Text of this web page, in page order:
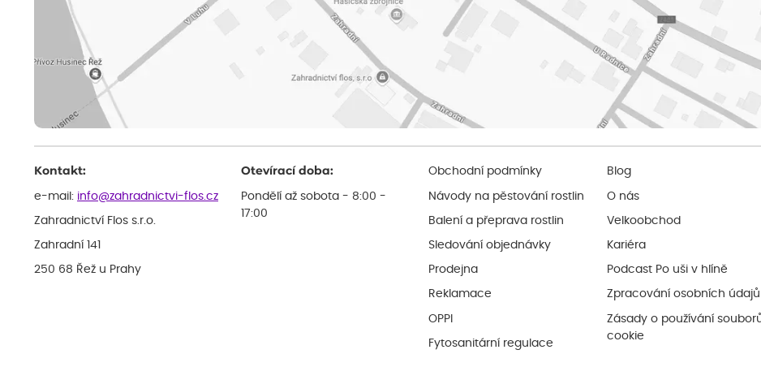
Kontakt:
e-mail: info@zahradnictvi-flos.cz
Zahradnictví Flos s.r.o.
Zahradní 141
250 68 Řež u Prahy
Otevírací doba:
Pondělí až sobota - 8:00 -
17:00
Obchodní podmínky
Návody na pěstování rostlin
Balení a přeprava rostlin
Sledování objednávky
Prodejna
Reklamace
OPPI
Fytosanitární regulace
Blog
O nás
Velkoobchod
Kariéra
Podcast Po uši v hlíně
Zpracování osobních údajů
Zásady o používání
cookie